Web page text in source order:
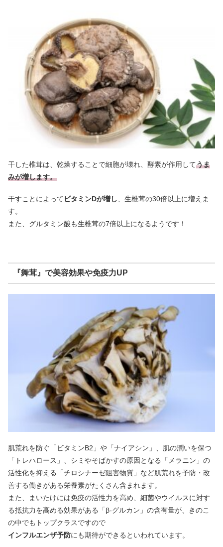
干した椎茸は、乾燥することで細胞が壊れ、酵素が作用してうま
みが増します。
干すことによってビタミンDが増し、生椎茸の30倍以上に増えま
す。
また、グルタミン酸も生椎茸の7倍以上になるようです！
『舞茸』で美容効果や免疫力UP
肌荒れを防ぐ「ビタミンB2」や「ナイアシン」、肌の潤いを保つ
「トレハロース」、シミやそばかすの原因となる「メラニン」の
活性化を抑える「チロシナーゼ阻害物質」など肌荒れを予防・改
善する働きがある栄養素がたくさん含まれます。
また、まいたけには免疫の活性力を高め、細菌やウイルスに対す
る抵抗力を高める効果がある「β-グルカン」の含有量が、きのこ
の中でもトップクラスですので
インフルエンザ予防にも期待ができるといわれています。